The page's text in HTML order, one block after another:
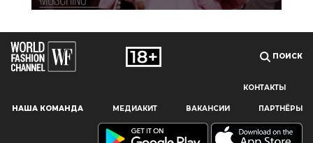
Наш сайт использует файлы cookie и похожие технологии,
пользователям, предоставляя персонализированную
ПОИСК
КОНТАКТЫ
НАША КОМАНДА МЕДИАКИТ ВАКАНСИИ ПАРТНЁРЫ